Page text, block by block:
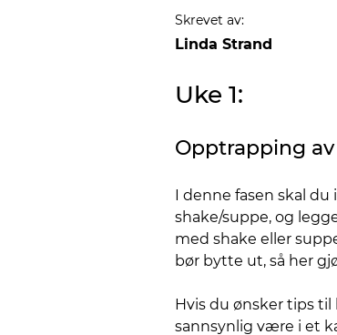
Skrevet av:
Linda Strand
Uke 1:
Opptrapping
I denne fasen skal
shake/suppe, og
med shake eller
bør bytte ut, så her
Hvis du ønsker tips
sannsynlig være i et